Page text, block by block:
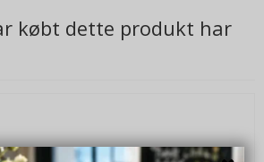
købt dette produkt har